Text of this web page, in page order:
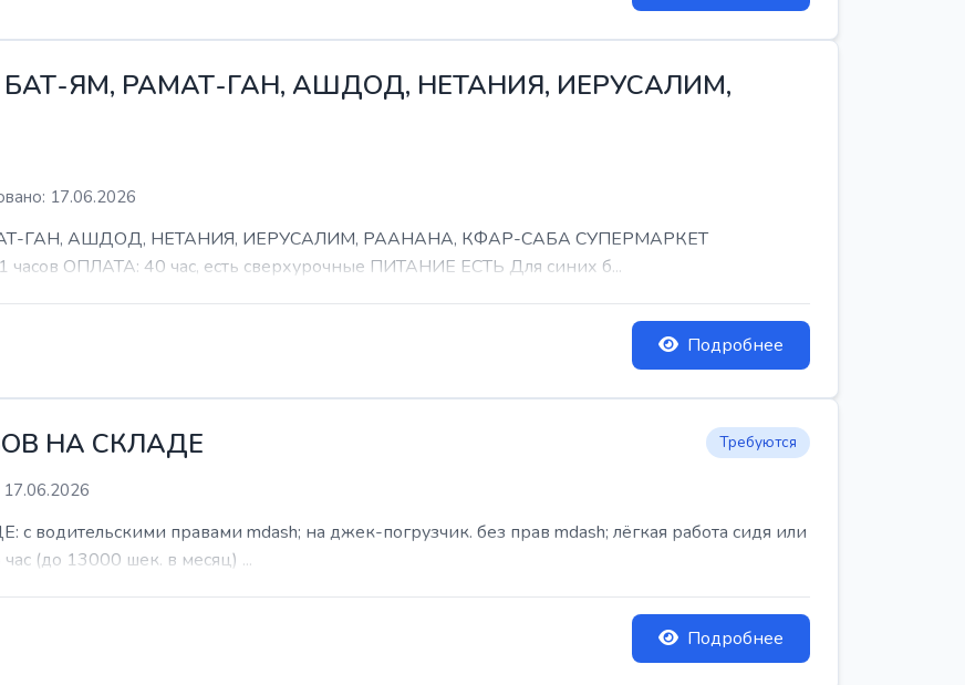
ЯМ, РАМАТ-ГАН, АШДОД, НЕТАНИЯ, ИЕРУСАЛИМ,
17.06.2026
ГАН, АШДОД, НЕТАНИЯ, ИЕРУСАЛИМ, РААНАНА, КФАР-САБА СУПЕРМАРКЕТ
ОПЛАТА: 40 час, есть сверхурочные ПИТАНИЕ ЕСТЬ Для синих б...
Подробнее
НА СКЛАДЕ Требуются
правами mdash; на джек-погрузчик. без прав mdash; лёгкая работа сидя или
час (до 13000 шек. в месяц) ...
Подробнее